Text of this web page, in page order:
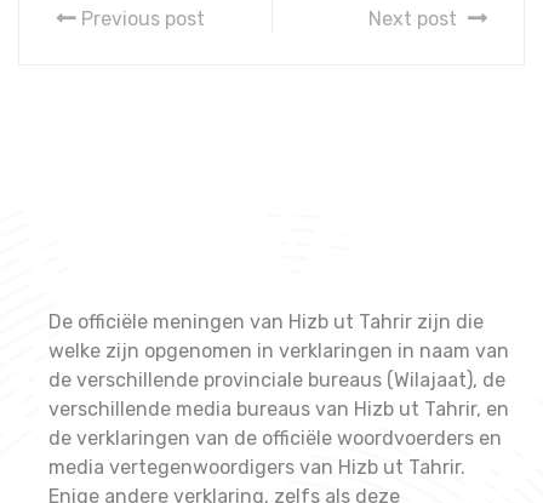
Previous post Next post
De officiële meningen van Hizb ut Tahrir zijn die
welke zijn opgenomen in verklaringen in naam van
de verschillende provinciale bureaus (Wilajaat), de
verschillende media bureaus van Hizb ut Tahrir, en
de verklaringen van de officiële woordvoerders en
media vertegenwoordigers van Hizb ut Tahrir.
Enige andere verklaring, zelfs als deze